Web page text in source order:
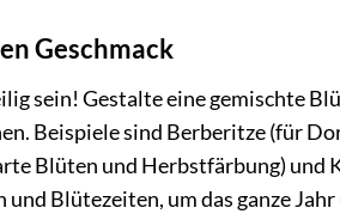
Geschmack
sein! Gestalte eine gemischte
Beispiele sind Berberitze (für
Blüten und Herbstfärbung) und
Blütezeiten, um das ganze